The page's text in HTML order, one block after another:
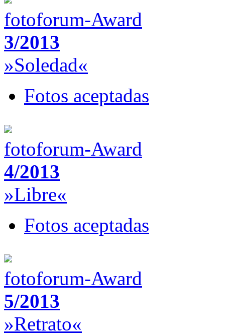
fotoforum-Award
3/2013
»Soledad«
Fotos aceptadas
fotoforum-Award
4/2013
»Libre«
Fotos aceptadas
fotoforum-Award
5/2013
»Retrato«